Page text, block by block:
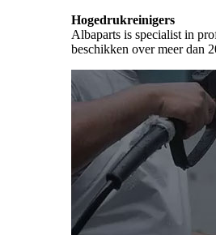
Hogedrukreinigers
Albaparts is specialist in
beschikken over meer dan